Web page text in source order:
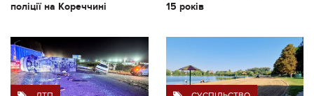
поліції на Кореччині
15 років